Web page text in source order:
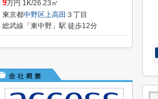
9万円 1K/26.23㎡
東京都中野区上高田 ３丁目
総武線「東中野」駅 徒歩12分